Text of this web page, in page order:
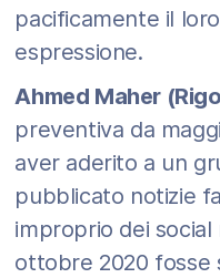
pacificamente il
espressione.
Ahmed Maher
preventiva da
aver aderito a un
pubblicato notizie
improprio dei
ottobre 2020 fosse